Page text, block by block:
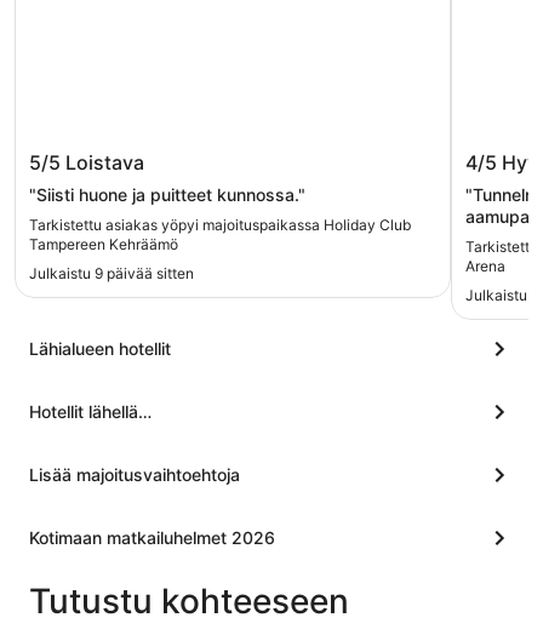
Holiday Club Tampereen Kehräämö
5/5 Loistava
"Siisti huone ja puitteet kunnossa."
Tarkistettu asiakas yöpyi majoituspaikassa Holiday Club
Tampereen Kehräämö
Julkaistu 9 päivää sitten
4/5
edellisen
Tarkistettu
Arena
Julkaistu
Lähialueen hotellit
Hotellit lähellä…
Lisää majoitusvaihtoehtoja
Kotimaan matkailuhelmet 2026
Tutustu kohteeseen